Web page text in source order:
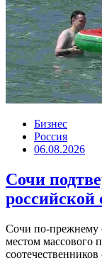
Бизнес
Россия
06.08.2026
Сочи
российской
Сочи по-прежнему
местом массового